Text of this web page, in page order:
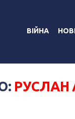
ВІЙНА
РУСЛАН